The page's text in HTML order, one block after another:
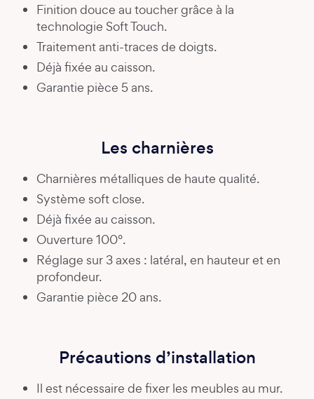
Finition douce au toucher grâce à la
technologie Soft Touch.
Traitement anti-traces de doigts.
Déjà fixée au caisson.
Garantie pièce 5 ans.
Les charnières
Charnières métalliques de haute qualité.
Système soft close.
Déjà fixée au caisson.
Ouverture 100°.
Réglage sur 3 axes : latéral, en hauteur et en
profondeur.
Garantie pièce 20 ans.
Précautions d’installation
Il est nécessaire de fixer les meubles au mur.